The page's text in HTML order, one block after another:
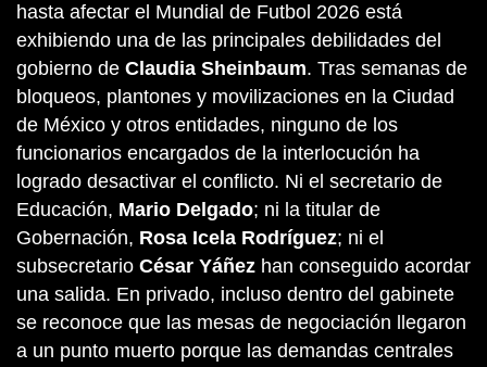
hasta afectar el Mundial de Futbol 2026 está
exhibiendo una de las principales debilidades del
gobierno de Claudia Sheinbaum. Tras semanas de
bloqueos, plantones y movilizaciones en la Ciudad
de México y otros entidades, ninguno de los
funcionarios encargados de la interlocución ha
logrado desactivar el conflicto. Ni el secretario de
Educación, Mario Delgado; ni la titular de
Gobernación, Rosa Icela Rodríguez; ni el
subsecretario César Yáñez han conseguido acordar
una salida. En privado, incluso dentro del gabinete
se reconoce que las mesas de negociación llegaron
a un punto muerto porque las demandas centrales